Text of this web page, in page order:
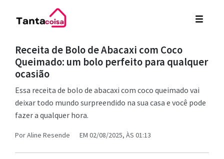
Receita de Bolo de Abacaxi com Coco
Queimado: um bolo perfeito para qualquer
ocasião
Essa receita de bolo de abacaxi com coco queimado vai
deixar todo mundo surpreendido na sua casa e você pode
fazer a qualquer hora.
PorAline Resende EM 02/08/2025, ÀS 01:13